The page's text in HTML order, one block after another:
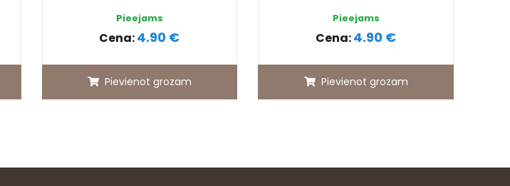
Pieejams
Cena:4.90 €
Pievienot grozam
Pieejams
Cena:4.90 €
Pievienot grozam